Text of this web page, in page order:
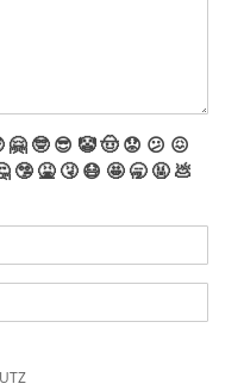
🤗 🤓 😎 🤡🤠 😟 😕 😖
🤥 🤮 🤧 😷 🤩 🥱 🤬 💩